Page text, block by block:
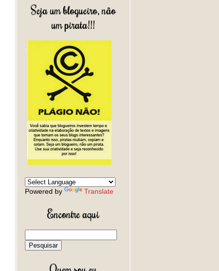
Seja um blogueiro, não
um pirata!!!
Powered by Translate
Encontre aqui